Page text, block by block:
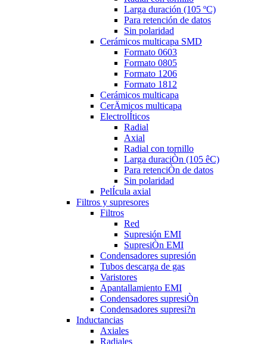
Larga duración (105 ºC)
Para retención de datos
Sin polaridad
Cerámicos multicapa SMD
Formato 0603
Formato 0805
Formato 1206
Formato 1812
Cerámicos multicapa
CerÄmicos multicapa
ElectrolÍticos
Radial
Axial
Radial con tornillo
Larga duraciÒn (105 êC)
Para retenciÒn de datos
Sin polaridad
PelÍcula axial
Filtros y supresores
Filtros
Red
Supresión EMI
SupresiÒn EMI
Condensadores supresión
Tubos descarga de gas
Varistores
Apantallamiento EMI
Condensadores supresiÒn
Condensadores supresi?n
Inductancias
Axiales
Radiales